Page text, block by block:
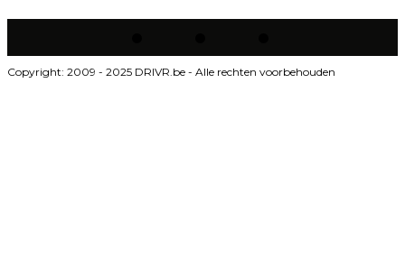
Copyright: 2009 - 2025 DRIVR.be - Alle rechten voorbehouden